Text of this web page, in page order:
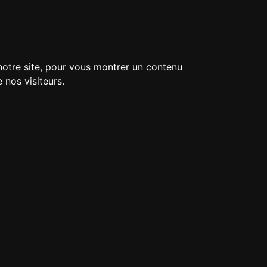
site, pour vous montrer un contenu
nos visiteurs.